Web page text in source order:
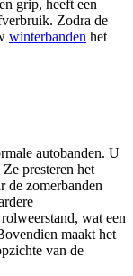
grip, heeft een
Zodra de
winterbanden het
autobanden. U
presteren het
de zomerbanden
wat een
maakt het
van de